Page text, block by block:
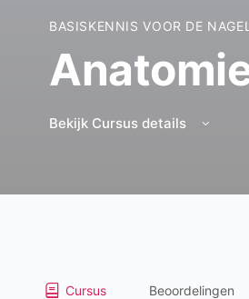
BASISKENNIS VOOR DE
Bekijk Cursus details
Cursus Beoordelingen